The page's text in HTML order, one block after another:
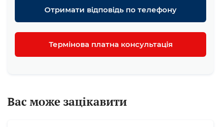
Отримати відповідь по телефону
Термінова платна консультація
Вас може зацікавити